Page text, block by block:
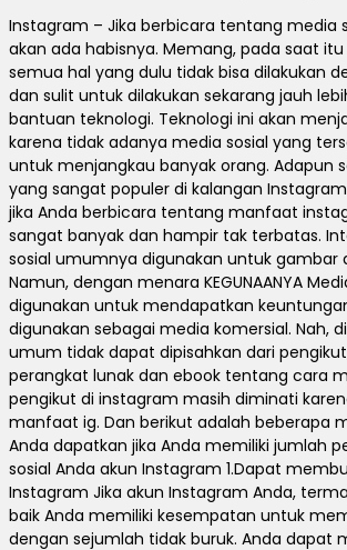
Instagram – Jika berbicara tentang media
akan ada habisnya. Memang, pada saat
semua hal yang dulu tidak bisa dilakukan
dan sulit untuk dilakukan sekarang jauh
bantuan teknologi. Teknologi ini akan
karena tidak adanya media sosial yang
untuk menjangkau banyak orang. Adapun
yang sangat populer di kalangan
jika Anda berbicara tentang manfaat
sangat banyak dan hampir tak terbatas.
sosial umumnya digunakan untuk gambar
Namun, dengan menara KEGUNAANYA
digunakan untuk mendapatkan
digunakan sebagai media komersial. Nah,
umum tidak dapat dipisahkan dari
perangkat lunak dan ebook tentang cara
pengikut di instagram masih diminati
manfaat ig. Dan berikut adalah beberapa
Anda dapatkan jika Anda memiliki jumlah
sosial Anda akun Instagram 1.Dapat
Instagram Jika akun Instagram Anda,
baik Anda memiliki kesempatan untuk
dengan sejumlah tidak buruk. Anda dapat